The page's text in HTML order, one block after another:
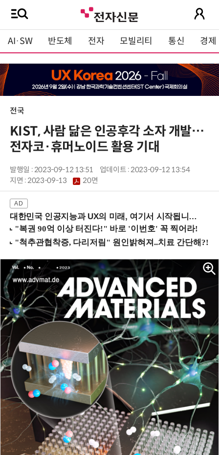
AI·SW 반도체 전자 모빌리티 통신 경제
전국
KIST, 사람 닮은 인공후각 소자 개발…
전자코·휴머노이드 활용 기대
발행일 : 2023-09-12 13:51
업데이트 : 2023-09-12 13:54
지면 :2023-09-13 20면
대한민국 인공지능과 UX의 미래, 여기서 시작됩니다! (9/2 강남역)